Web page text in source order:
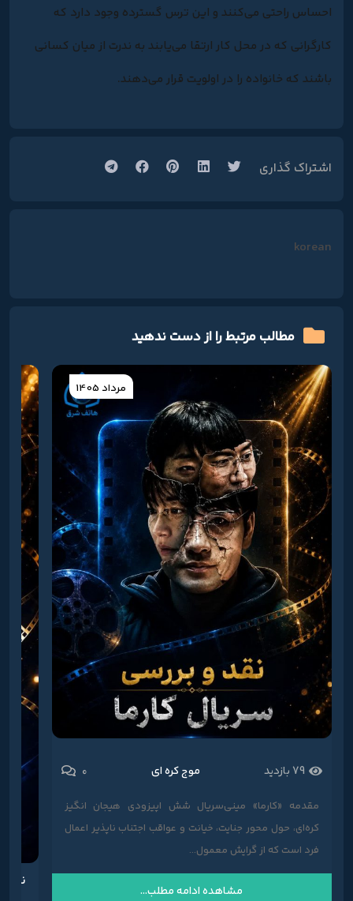
احساس راحتی می‌کنند و این ترس گسترده وجود دارد که
کارگرانی که در محل کار ارتقا می‌یابند به ندرت از میان کسانی
باشند که خانواده را در اولویت قرار می‌دهند.
اشتراک گذاری
korean
مطالب مرتبط را از دست ندهید
مرداد 1405
79 بازدید موج کره ای 0
مقدمه «کارما» مینی‌سریال شش اپیزودی هیجان انگیز
کره‌ای، حول محور جنایت، خیانت و عواقب اجتناب ناپذیر اعمال
فرد است که از گرایش معمول...
مشاهده ادامه مطلب...
نقد